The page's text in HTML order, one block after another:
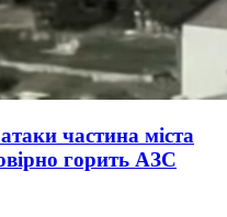
частина міста
горить АЗС